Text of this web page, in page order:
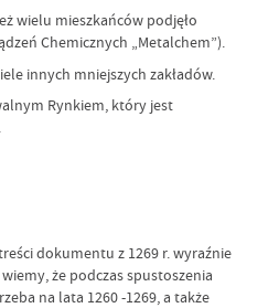
wielu mieszkańców podjęło
Chemicznych „Metalchem”).
innych mniejszych zakładów.
Rynkiem, który jest
dokumentu z 1269 r. wyraźnie
że podczas spustoszenia
na lata 1260 -1269, a także